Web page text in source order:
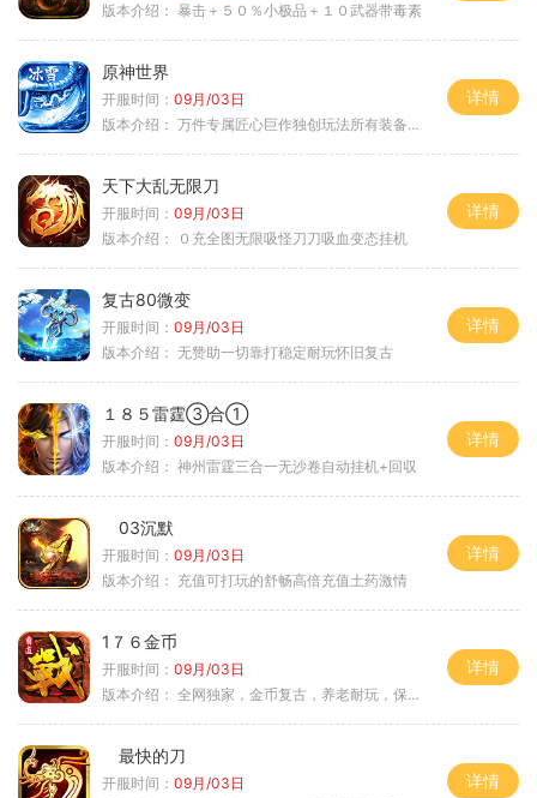
版本介绍： 暴击＋５０％小极品＋１０武器带毒素
原神世界
开服时间： 09月/03日
版本介绍： 万件专属匠心巨作独创玩法所有装备靠打
详情
天下大乱无限刀
开服时间： 09月/03日
版本介绍：
０充全图无限吸怪刀刀吸血变态挂机
详情
复古80微变
开服时间： 09月/03日
版本介绍： 无赞助一切靠打稳定耐玩怀旧复古
详情
１８５雷霆③合①
开服时间： 09月/03日
版本介绍： 神州雷霆三合一无沙卷自动挂机+回収
详情
03沉默
开服时间： 09月/03日
版本介绍： 充值可打玩的舒畅高倍充值土药激情
详情
1７６金币
开服时间： 09月/03日
版本介绍： 全网独家，金币复古，养老耐玩，保底回収
详情
最快的刀
开服时间： 09月/03日
详情